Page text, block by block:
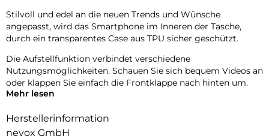
Stilvoll und edel an die neuen Trends und Wünsche
angepasst, wird das Smartphone im Inneren der Tasche,
durch ein transparentes Case aus TPU sicher geschützt.
Die Aufstellfunktion verbindet verschiedene
Nutzungsmöglichkeiten. Schauen Sie sich bequem Videos an
oder klappen Sie einfach die Frontklappe nach hinten um.
Bedienung kinderleicht und die Schutzhülle öffnet sich nicht
ungewollt.
Mehr lesen
Herstellerinformation
nevox GmbH